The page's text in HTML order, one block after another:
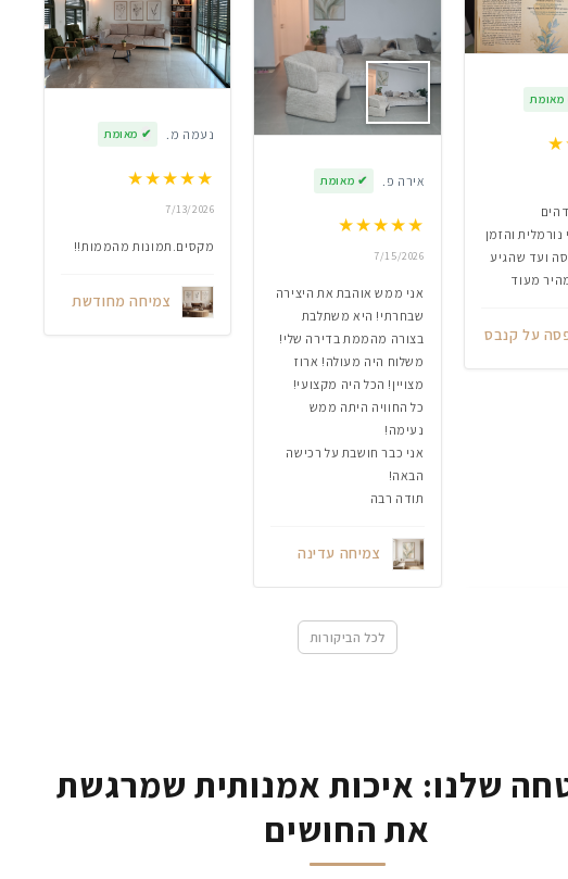
מאומת
★
נורמלית והזמן
ועד שהגיע
מעוד
על קנבס
אירה פ. ✔ מאומת
★★★★★
7/15/2026
אני ממש אוהבת את היצירה
שבחרתי! היא משתלבת
בצורה מהממת בדירה שלי!
משלוח היה מעולה! ארוז
מצויין! הכל היה מקצועי!
כל החוויה היתה ממש
נעימה!
אני כבר חושבת על רכישה
הבאה!
תודה רבה
צמיחה עדינה
נעמה מ. ✔ מאומת
★★★★★
7/13/2026
מקסים.תמונות מהממות!!
צמיחה מחודשת
לכל הביקורות
שלנו: איכות אמנותית שמרגשת
את החושים